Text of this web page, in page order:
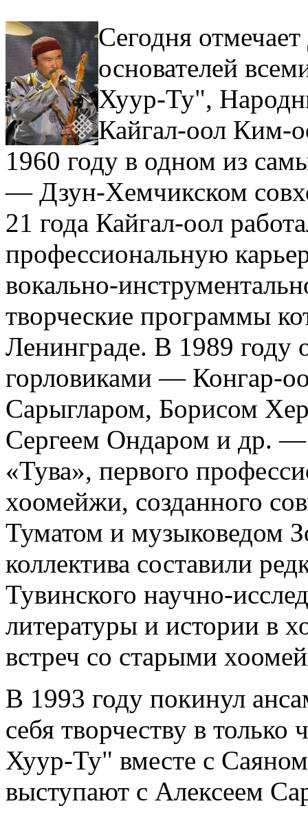
Сегодня
основателей
Хуур-Ту",
Кайгал-оол Ким-
1960 году в одном из
— Дзун-Хемчикском
21 года Кайгал-оол
профессиональную
вокально-
творческие программы
Ленинграде. В 1989 году
горловиками — Конгар-
Сарыгларом, Борисом
Сергеем Ондаром и др. —
«Тува», первого
хоомейжи, созданного
Туматом и музыковедом
коллектива составили
Тувинского научно-
литературы и истории в
встреч со старыми
В 1993 году покинул
себя творчеству в
Хуур-Ту" вместе с
выступают с Алексеем